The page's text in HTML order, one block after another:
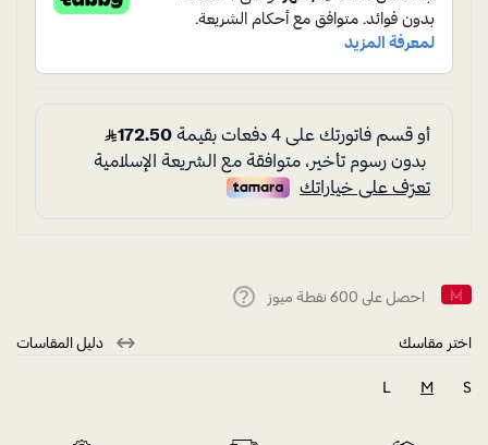
احصل على 600 نقطة ميوز
اختر مقاسك
دليل المقاسات
S
M
L